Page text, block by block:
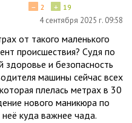
+ 19
− 2
4 сентября 2025 г. 09:58
от такого маленького
происшествия? Судя по
здоровье и безопасность
машины сейчас всех
плелась метрах в 30
нового маникюра по
куда важнее чада.